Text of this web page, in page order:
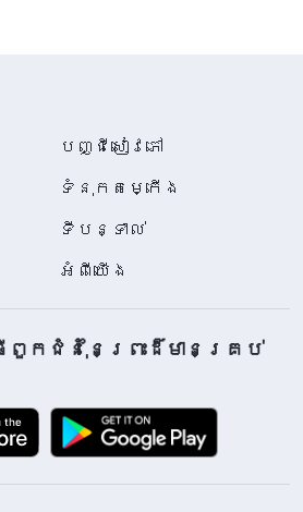
បញ្ជីសៀវភៅ
ទំនុកតម្កើង
ទីបន្ទាល់
អំពីយើង
កជំនុំនៃព្រះដ៏មានគ្រប់